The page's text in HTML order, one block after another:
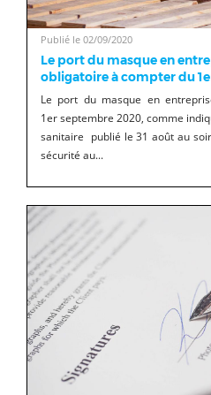
Publié le 02/09/2020
Le port du masque en
obligatoire à compter du
Le port du masque en
1er septembre 2020, comme
sanitaire publié le 31 août au
sécurité au...